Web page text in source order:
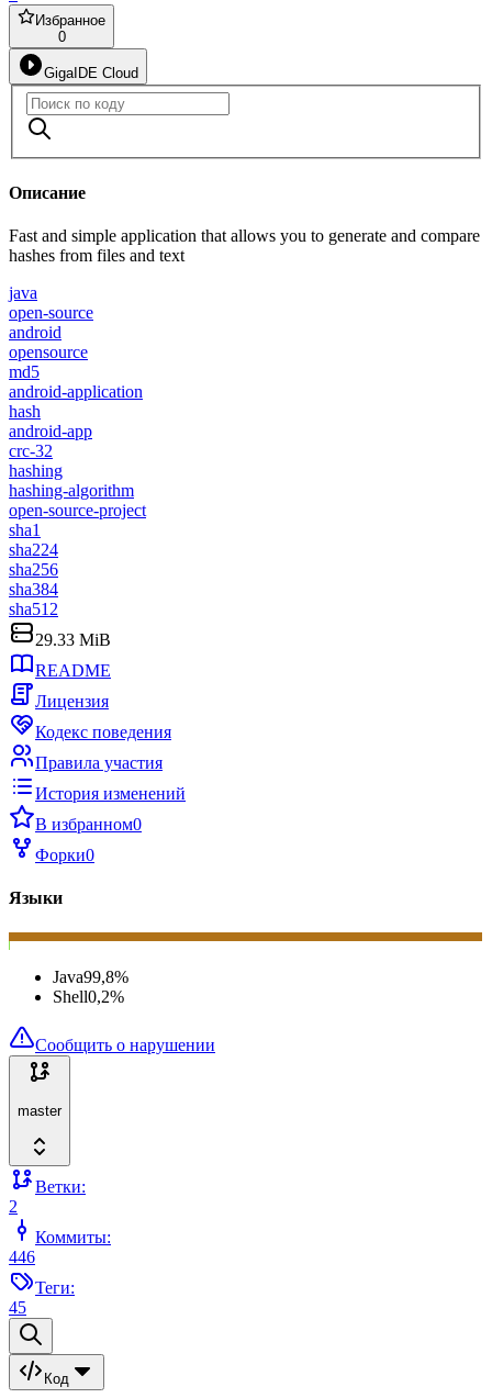
Избранное
0
GigaIDE Cloud
Описание
Fast and simple application that allows you to generate and compare
hashes from files and text
java
open-source
android
opensource
md5
android-application
hash
android-app
crc-32
hashing
hashing-algorithm
open-source-project
sha1
sha224
sha256
sha384
sha512
29.33 MiB
README
Лицензия
Кодекс поведения
Правила участия
История изменений
В избранном0
Форки0
Языки
Java99,8%
Shell0,2%
Сообщить о нарушении
master
Ветки:
2
Коммиты:
446
Теги:
45
Код